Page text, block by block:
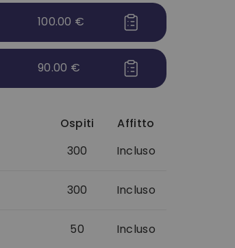
100.00 €
90.00 €
Ospiti
Affitto
300 Incluso
300 Incluso
50 Incluso